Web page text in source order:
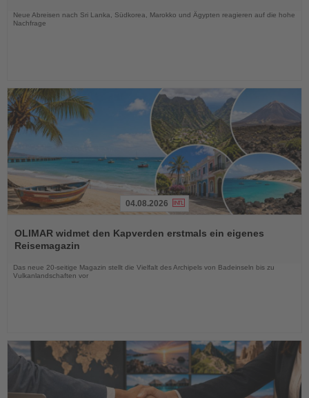
Neue Abreisen nach Sri Lanka, Südkorea, Marokko und Ägypten reagieren auf die hohe
Nachfrage
Sie
die
Nachrichten
04.08.2026
OLIMAR widmet den Kapverden erstmals ein eigenes
Reisemagazin
Das neue 20-seitige Magazin stellt die Vielfalt des Archipels von Badeinseln bis zu
Vulkanlandschaften vor